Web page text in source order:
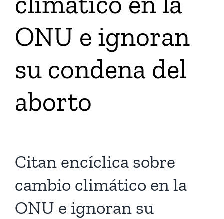
Boletín Electrónico
Media
Tienda Virtual
Cómo Donar
ONU e ignoran
su condena del
aborto
Citan encíclica sobre
cambio climático en la
ONU e ignoran su